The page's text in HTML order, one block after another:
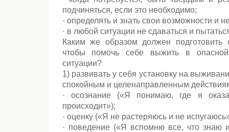
подчиняться, если это необходимо;
· определять и знать свои возможности и
· в любой ситуации не сдаваться и
Каким же образом должен подготовить
чтобы помочь себе выжить в опасной
ситуации?
1) развивать у себя установку на
спокойным и целенаправленным
· осознание («Я понимаю, где я
происходит»);
· оценку («Я не растеряюсь и не
· поведение («Я вспомню все, что знаю